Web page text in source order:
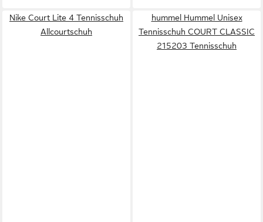
Nike Court Lite 4 Tennisschuh
Allcourtschuh
hummel Hummel Unisex
Tennisschuh COURT CLASSIC
215203 Tennisschuh